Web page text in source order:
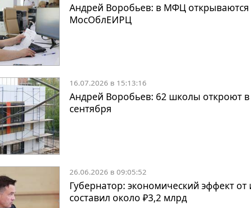
Андрей Воробьев: в МФЦ открываются
МосОблЕИРЦ
16.07.2026 в 15:13:16
Андрей Воробьев: 62 школы откроют
сентября
26.06.2026 в 09:05:52
Губернатор: экономический эффект
составил около ₽3,2 млрд